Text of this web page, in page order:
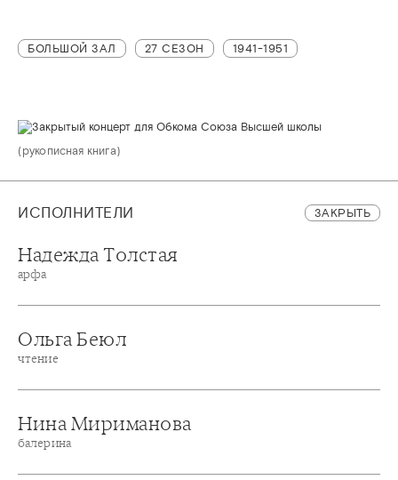
БОЛЬШОЙ ЗАЛ 27 СЕЗОН 1941-1951
(рукописная книга)
ИСПОЛНИТЕЛИ ЗАКРЫТЬ
Надежда Толстая
арфа
Ольга Беюл
чтение
Нина Мириманова
балерина